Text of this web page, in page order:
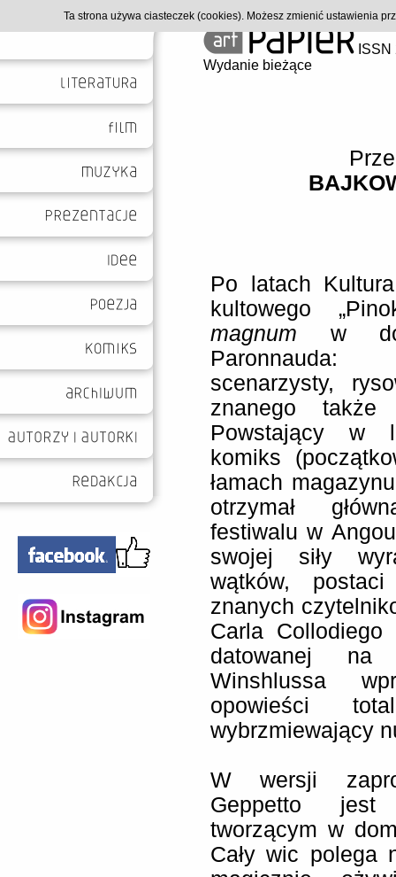
Wydanie bieżące
Po latach
kultowego
magnum w
scenarzysty,
znanego także
Powstający w
komiks
łamach
otrzymał
festiwalu w
swojej siły
wątków,
znanych
Carla
datowanej na
Winshlussa
opowieści
wybrzmiewający
W wersji
Geppetto jest
tworzącym w
Cały wic polega
Ta strona używa ciasteczek (cookies). Możesz zmienić ustawienia